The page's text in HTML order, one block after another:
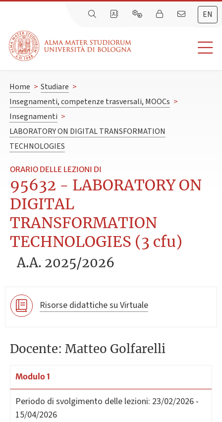
EN
Home > Studiare >
Insegnamenti, competenze trasversali, MOOCs >
Insegnamenti >
LABORATORY ON DIGITAL TRANSFORMATION
TECHNOLOGIES
ORARIO DELLE LEZIONI DI
95632 - LABORATORY ON
DIGITAL
TRANSFORMATION
TECHNOLOGIES (3 cfu)
A.A. 2025/2026
Risorse didattiche su Virtuale
Docente: Matteo Golfarelli
Modulo 1
Periodo di svolgimento delle lezioni: 23/02/2026 -
15/04/2026